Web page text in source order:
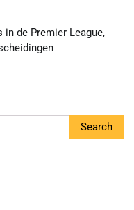
de Premier League,